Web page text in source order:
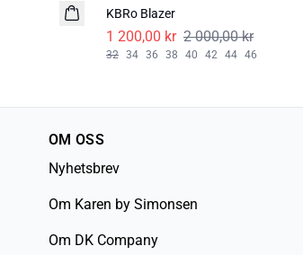
KBRo Blazer
1 200,00 kr 2 000,00 kr
32 34 36 38 40 42 44 46
OM OSS
Nyhetsbrev
Om Karen by Simonsen
Om DK Company